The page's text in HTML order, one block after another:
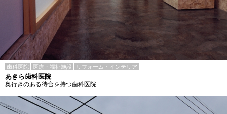
歯科医院 医療・福祉施設 リフォーム・インテリア
あきら歯科医院
奥行きのある待合を持つ歯科医院